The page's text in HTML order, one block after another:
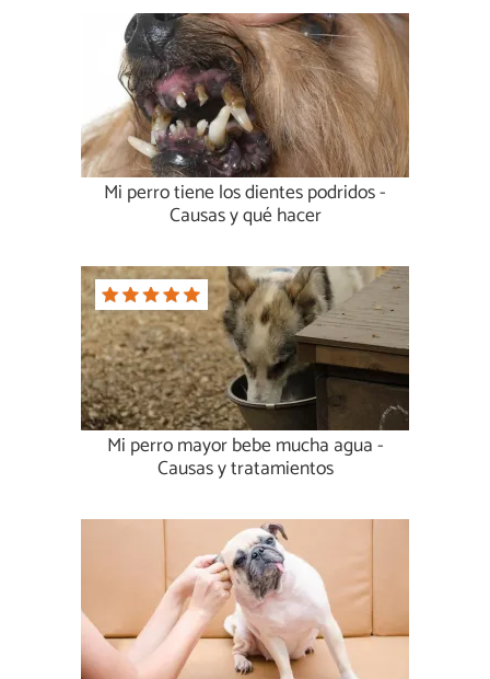
Mi perro tiene los dientes podridos -
Causas y qué hacer
Mi perro mayor bebe mucha agua -
Causas y tratamientos